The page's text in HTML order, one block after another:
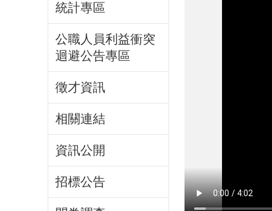
統計專區
公職人員利益衝突
迴避公告專區
徵才資訊
相關連結
資訊公開
招標公告